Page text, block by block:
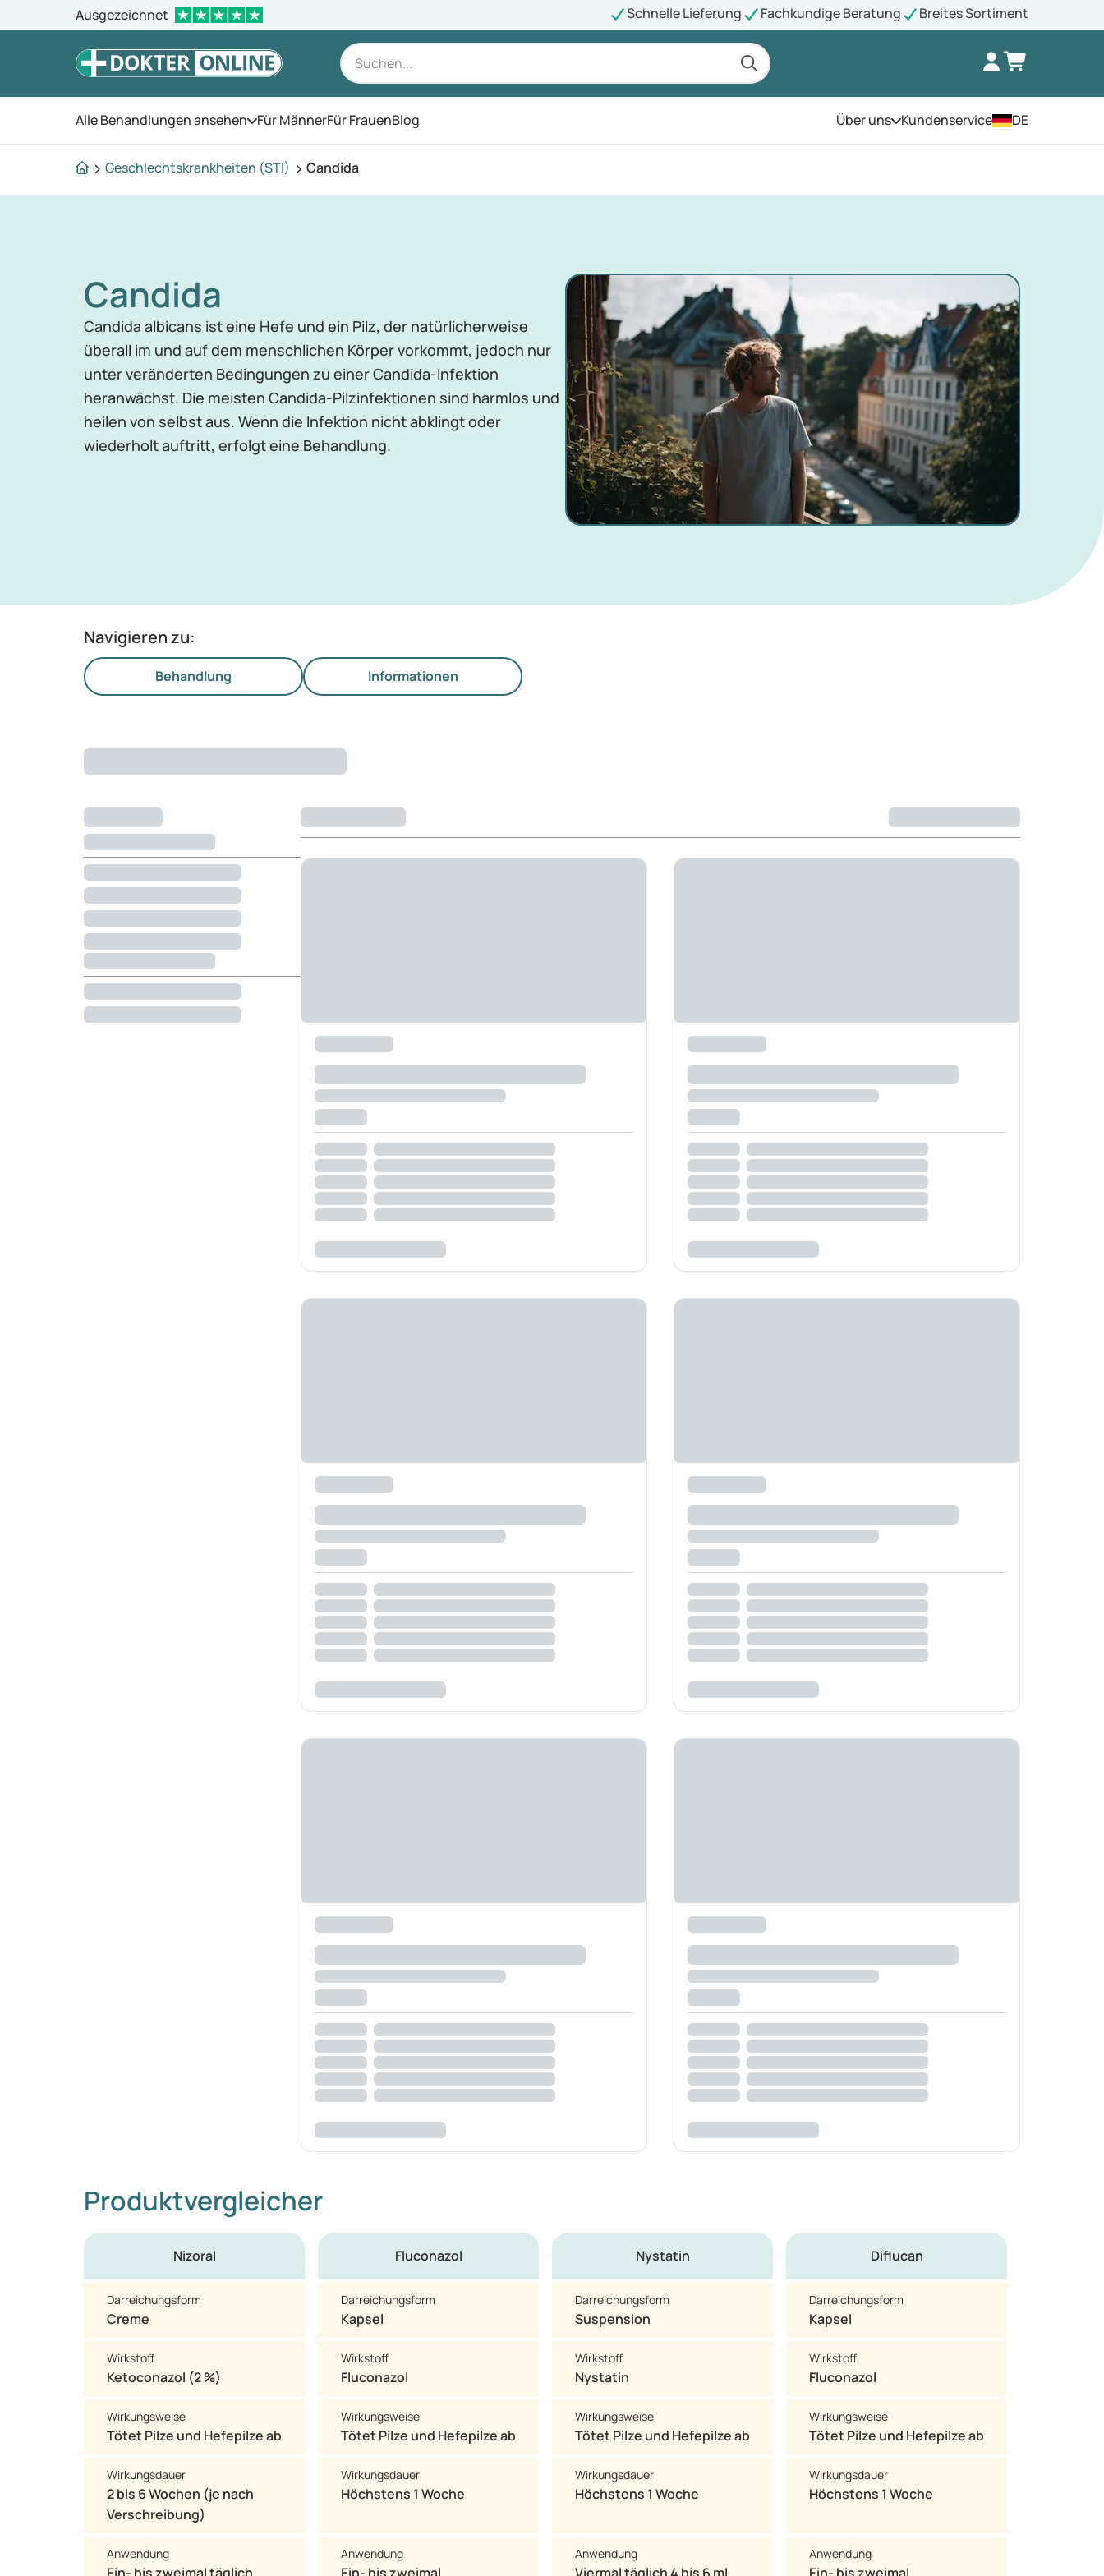
Ausgezeichnet Schnelle Lieferung Fachkundige Beratung Breites Sortiment
Alle Behandlungen ansehen Öffnen Sie das Menü
Für MännerFür FrauenBlog Über unsÖffnen Sie das Menü
Kundenservice DE
Geschlechtskrankheiten (STI) Candida
Candida
Candida albicans ist eine Hefe und ein Pilz, der natürlicherweise
überall im und auf dem menschlichen Körper vorkommt, jedoch nur
unter veränderten Bedingungen zu einer Candida-Infektion
heranwächst. Die meisten Candida-Pilzinfektionen sind harmlos und
heilen von selbst aus. Wenn die Infektion nicht abklingt oder
wiederholt auftritt, erfolgt eine Behandlung.
Navigieren zu:
Behandlung Informationen
Produktvergleicher
Nizoral
Darreichungsform
Creme
Wirkstoff
Ketoconazol (2 %)
Wirkungsweise
Tötet Pilze und Hefepilze ab
Wirkungsdauer
2 bis 6 Wochen (je nach
Verschreibung)
Anwendung
Fluconazol
Darreichungsform
Kapsel
Wirkstoff
Fluconazol
Wirkungsweise
Tötet Pilze und Hefepilze ab
Wirkungsdauer
Höchstens 1 Woche
Anwendung
Nystatin
Darreichungsform
Suspension
Wirkstoff
Nystatin
Wirkungsweise
Tötet Pilze und Hefepilze ab
Wirkungsdauer
Höchstens 1 Woche
Anwendung
Diflucan
Darreichungsform
Kapsel
Wirkstoff
Fluconazol
Wirkungsweise
Tötet Pilze und Hefepilze ab
Wirkungsdauer
Höchstens 1 Woche
Anwendung